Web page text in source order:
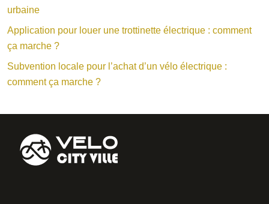
urbaine
Application pour louer une trottinette électrique : comment
ça marche ?
Subvention locale pour l’achat d’un vélo électrique :
comment ça marche ?